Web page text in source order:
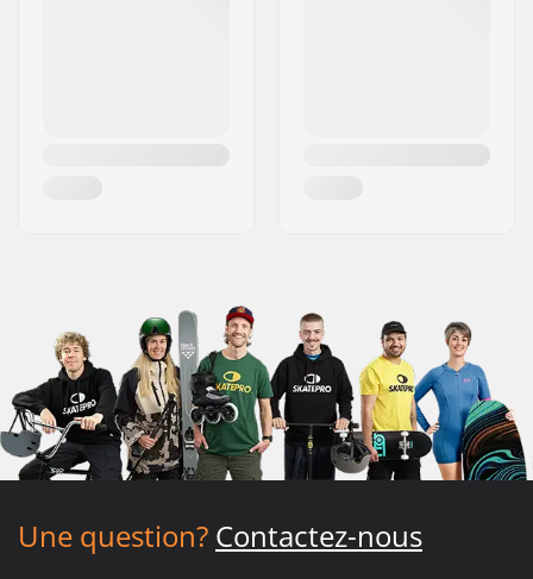
Une question? Contactez-nous